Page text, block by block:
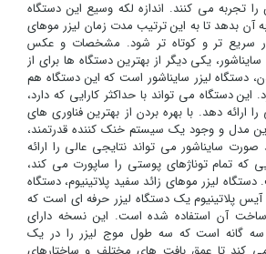
تجربه می کنند. اندازه لکه وسیع این دستگاه
آن بدهد تا به این ترتیب مدت زمان لیزر موهای
سریع تر و کوتاه تر شود. مشخصات و عکس
یکی دیگر از بهترین دستگاه ها برای از
دستگاه لیزر سایناشور است که این دستگاه هم
این دستگاه می تواند با حداکثر کارایی که دارد،
ارائه دهد. با بهره بردن از بهترین فناوری های
مدل و وجود یک سیستم خنک کننده قدرتمند،
صورت سایناشور می تواند نتایجی عالی را ارائه
که تمام توناژهای پوستی را ساپورت می کند،
لیزر موهای زائد سفید پلاتینیوم، دستگاه
آیس پلاتینیوم یک دستگاه لیزر حرفه ای است که
ساخت آن استفاده شده است. این نسخه دارای
سه گانه است که سه طول موج لیزر را در یک